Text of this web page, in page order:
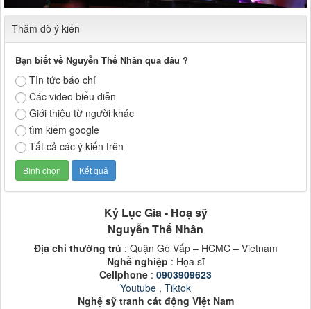
Thăm dò ý kiến
Bạn biết về Nguyễn Thế Nhân qua đâu ?
TIn tức báo chí
Các video biểu diễn
Giới thiệu từ người khác
tìm kiếm google
Tất cả các ý kiến trên
Kỷ Lục Gia - Hoạ sỹ
Nguyễn Thế Nhân
Địa chỉ thường trú : Quận Gò Vấp – HCMC – Vietnam
Nghề nghiệp : Họa sĩ
Cellphone : 0903909623
Youtube , Tiktok
Nghệ sỹ tranh cát động Việt Nam